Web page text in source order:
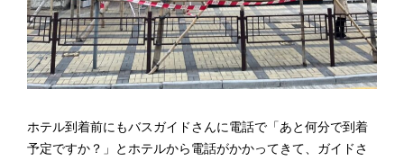
ホテル到着前にもバスガイドさんに電話で「あと何分で到着
予定ですか？」とホテルから電話がかかってきて、ガイドさ